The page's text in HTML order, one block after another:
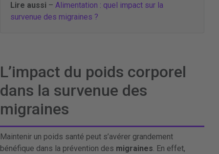
Lire aussi – Alimentation : quel impact sur la
survenue des migraines ?
L’impact du poids corporel
dans la survenue des
migraines
Maintenir un poids santé peut s’avérer grandement
bénéfique dans la prévention des migraines. En effet,